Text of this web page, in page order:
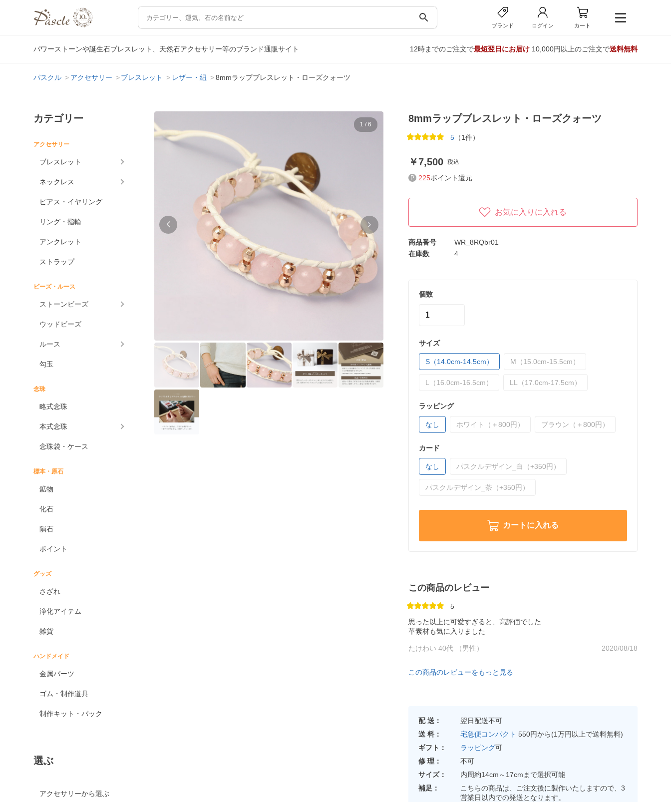
search
ブランド ログイン カート
パワーストーンや誕生石ブレスレット、天然石アクセサリー等のブランド通販サイト 12時までのご注文で最短翌日にお届け10,000円以上のご注文で送料無料
パスクル アクセサリー ブレスレット レザー・紐 8mmラップブレスレット・ローズクォーツ
カテゴリー
アクセサリー
ブレスレット
ネックレス
ピアス・イヤリング
リング・指輪
アンクレット
ストラップ
ビーズ・ルース
ストーンビーズ
ウッドビーズ
ルース
勾玉
念珠
略式念珠
本式念珠
念珠袋・ケース
標本・原石
鉱物
化石
隕石
ポイント
グッズ
さざれ
浄化アイテム
雑貨
ハンドメイド
金属パーツ
ゴム・制作道具
制作キット・パック
選ぶ
アクセサリーから選ぶ
1 /6
8mmラップブレスレット・ローズクォーツ
5（1件）
7,500 税込
225ポイント還元
お気に入りに入れる
商品番号
WR_8RQbr01
在庫数
4
個数
サイズ
S（14.0cm-14.5cm） M（15.0cm-15.5cm）
L（16.0cm-16.5cm） LL（17.0cm-17.5cm）
ラッピング
なし ホワイト（＋800円） ブラウン（＋800円）
カード
なし パスクルデザイン_白（+350円）
パスクルデザイン_茶（+350円）
カートに入れる
この商品のレビュー
5
思った以上に可愛すぎると、高評価でした
革素材も気に入りました
たけわい 40代 （男性） 2020/08/18
この商品のレビューをもっと見る
配 送：
翌日配送不可
送 料：
宅急便コンパクト 550円から(1万円以上で送料無料)
ギフト：
ラッピング可
修 理：
不可
サイズ：
内周約14cm～17cmまで選択可能
補足：
こちらの商品は、ご注文後に製作いたしますので、3
営業日以内での発送となります。